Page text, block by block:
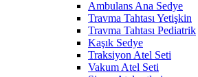
Ambulans Ana Sedye
Travma Tahtası Yetişkin
Travma Tahtası Pediatrik
Kaşık Sedye
Traksiyon Atel Seti
Vakum Atel Seti